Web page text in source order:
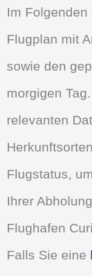
Im
Flugplan mit
sowie den
morgigen
relevanten
Flugstatus,
Ihrer
Flughafen
Falls Sie eine